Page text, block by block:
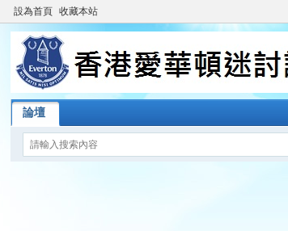
設為首頁 收藏本站
論壇